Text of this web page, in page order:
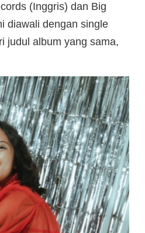
(Inggris) dan Big
diawali dengan single
judul album yang sama,